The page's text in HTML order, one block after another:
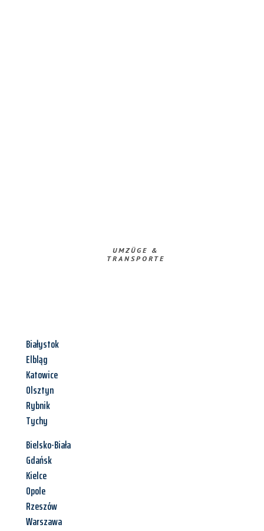
UMZÜGE &
TRANSPORTE
Białystok
Elbląg
Katowice
Olsztyn
Rybnik
Tychy
Bielsko-Biała
Gdańsk
Kielce
Opole
Rzeszów
Warszawa